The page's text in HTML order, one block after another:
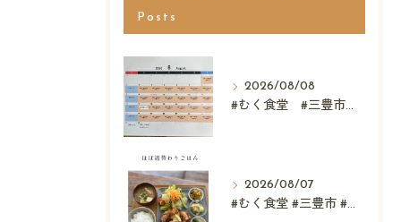
Posts
2026/08/08
#むく食堂 #三豊市 #レストラン #ランチ #スウィーツ
2026/08/07
#むく食堂 #三豊市 #レストラン #テイクアウト #父...